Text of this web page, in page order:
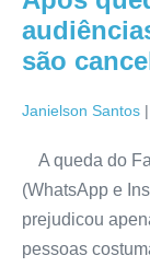
são
Janielson Santos |
A queda do
(WhatsApp e
prejudicou
pessoas